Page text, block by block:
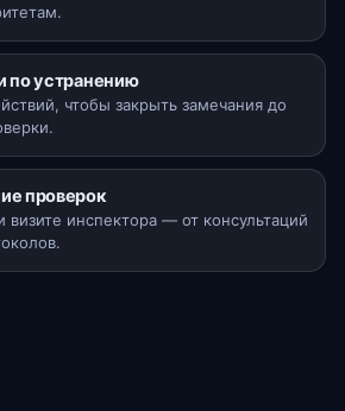
по устранению
чтобы закрыть замечания до
проверок
инспектора — от консультаций